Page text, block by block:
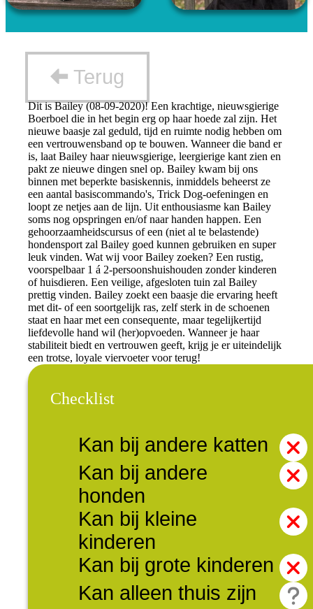
Terug
Dit is Bailey (08-09-2020)! Een krachtige, nieuwsgierige
Boerboel die in het begin erg op haar hoede zal zijn. Het
nieuwe baasje zal geduld, tijd en ruimte nodig hebben om
een vertrouwensband op te bouwen. Wanneer die band er
is, laat Bailey haar nieuwsgierige, leergierige kant zien en
pakt ze nieuwe dingen snel op. Bailey kwam bij ons
binnen met beperkte basiskennis, inmiddels beheerst ze
een aantal basiscommando's, Trick Dog-oefeningen en
loopt ze netjes aan de lijn. Uit enthousiasme kan Bailey
soms nog opspringen en/of naar handen happen. Een
gehoorzaamheidscursus of een (niet al te belastende)
hondensport zal Bailey goed kunnen gebruiken en super
leuk vinden. Wat wij voor Bailey zoeken? Een rustig,
voorspelbaar 1 á 2-persoonshuishouden zonder kinderen
of huisdieren. Een veilige, afgesloten tuin zal Bailey
prettig vinden. Bailey zoekt een baasje die ervaring heeft
met dit- of een soortgelijk ras, zelf sterk in de schoenen
staat en haar met een consequente, maar tegelijkertijd
liefdevolle hand wil (her)opvoeden. Wanneer je haar
stabiliteit biedt en vertrouwen geeft, krijg je er uiteindelijk
een trotse, loyale viervoeter voor terug!
Checklist
Kan bij andere katten
Kan bij andere
honden
Kan bij kleine
kinderen
Kan bij grote kinderen
Kan alleen thuis zijn